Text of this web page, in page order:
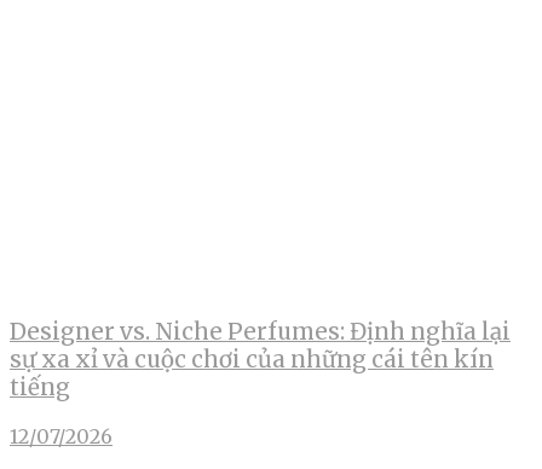
Designer vs. Niche Perfumes: Định nghĩa lại
sự xa xỉ và cuộc chơi của những cái tên kín
tiếng
12/07/2026